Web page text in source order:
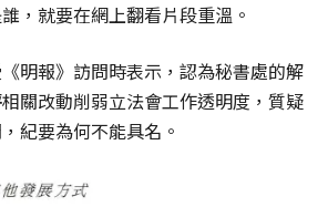
，就要在網上翻看片段重溫。
明報》訪問時表示，認為秘書處的解
關改動削弱立法會工作透明度，質疑
紀要為何不能具名。